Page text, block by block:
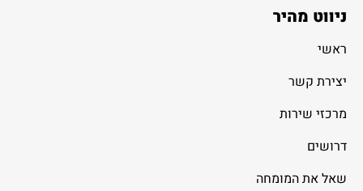
ניווט מהיר
ראשי
יצירת קשר
מרכזי שירות
דרושים
שאל את המומחה